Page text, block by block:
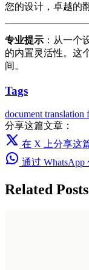
您的设计，卓越的
专业提示 ：从一个
的内置灵活性。这
间。
Tags
document translation
分享这篇文章：
在 X 上分享这
通过
Related Posts